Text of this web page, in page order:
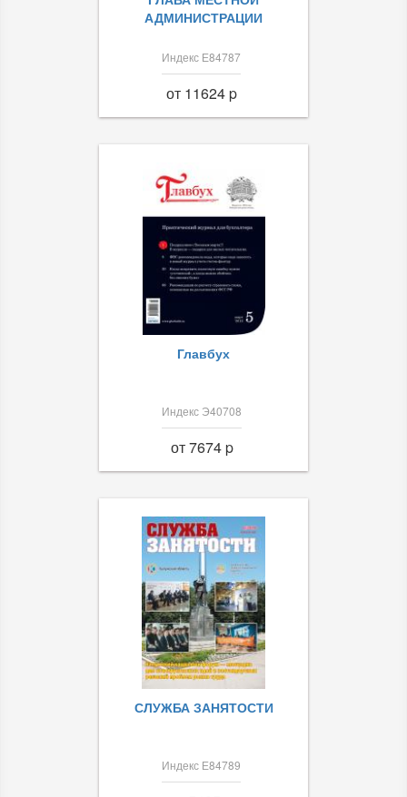
АДМИНИСТРАЦИИ
Индекс Е84787
от 11624 p
Главбух
Индекс Э40708
от 7674 p
СЛУЖБА ЗАНЯТОСТИ
Индекс Е84789